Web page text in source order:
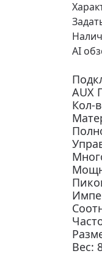
AI
AUX
Кол-
Вес: